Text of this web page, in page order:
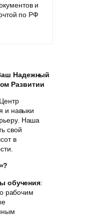
и
по РФ
Надежный
Развитии
и навыки
Наша
свой
в
обучения:
рабочим